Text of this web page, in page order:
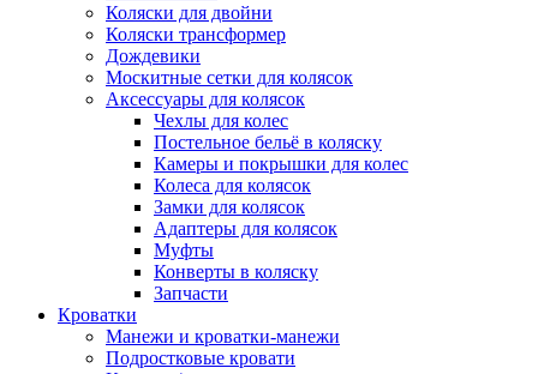
Коляски для двойни
Коляски трансформер
Дождевики
Москитные сетки для колясок
Аксессуары для колясок
Чехлы для колес
Постельное бельё в коляску
Камеры и покрышки для колес
Колеса для колясок
Замки для колясок
Адаптеры для колясок
Муфты
Конверты в коляску
Запчасти
Кроватки
Манежи и кроватки-манежи
Подростковые кровати